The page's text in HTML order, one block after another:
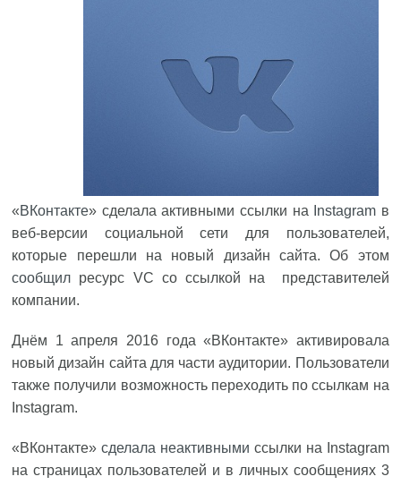
«ВКонтакте» сделала активными ссылки на Instagram в
веб-версии социальной сети для пользователей,
которые перешли на новый дизайн сайта. Об этом
сообщил ресурс VC со ссылкой на представителей
компании.
Днём 1 апреля 2016 года «ВКонтакте» активировала
новый дизайн сайта для части аудитории. Пользователи
также получили возможность переходить по ссылкам на
Instagram.
«ВКонтакте»сделала неактивными ссылки на Instagram
на страницах пользователей и в личных сообщениях 3